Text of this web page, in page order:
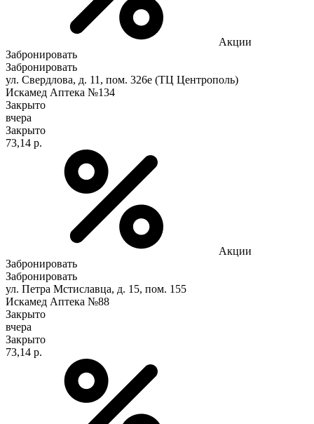
Акции
Забронировать
Забронировать
ул. Свердлова, д. 11, пом. 326е (ТЦ Центрополь)
Искамед Аптека №134
Закрыто
вчера
Закрыто
73,14 р.
Акции
Забронировать
Забронировать
ул. Петра Мстиславца, д. 15, пом. 155
Искамед Аптека №88
Закрыто
вчера
Закрыто
73,14 р.